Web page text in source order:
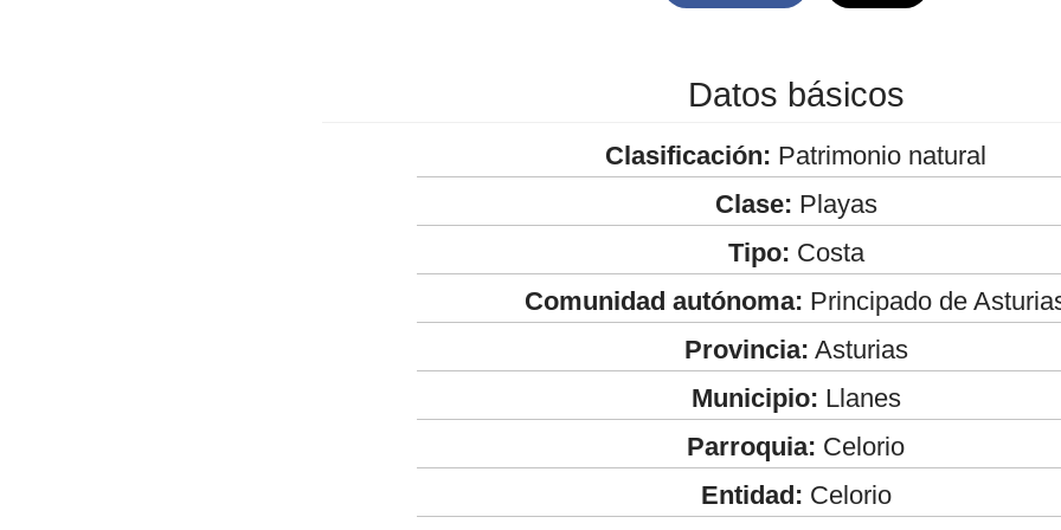
Datos básicos
Clasificación: Patrimonio natural
Clase: Playas
Tipo: Costa
Comunidad autónoma: Principado de
Provincia: Asturias
Municipio: Llanes
Parroquia: Celorio
Entidad: Celorio